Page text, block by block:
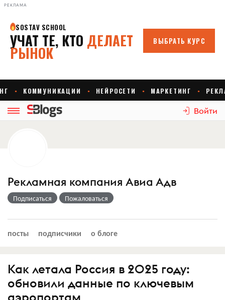
РЕКЛАМА
Войти
Рекламная компания Авиа Адв
Подписаться Пожаловаться
посты подписчики о блоге
Как летала Россия в 2025 году:
обновили данные по ключевым
аэропортам